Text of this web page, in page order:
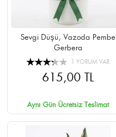
Sevgi Düşü, Vazoda Pembe
Gerbera
1 YORUM VAR
615,00 TL
Aynı Gün Ücretsiz Teslimat